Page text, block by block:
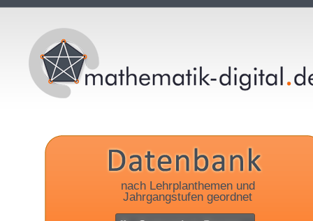
nach Lehrplanthemen und
Jahrgangstufen geordnet